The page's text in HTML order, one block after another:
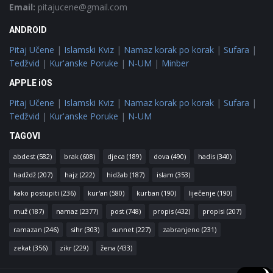
Email: pitajucene@gmail.com
ANDROID
Pitaj Učene | Islamski Kviz | Namaz korak po korak | Sufara |
Tedžvid | Kur'anske Poruke | N-UM | Minber
APPLE iOS
Pitaj Učene | Islamski Kviz | Namaz korak po korak | Sufara |
Tedžvid | Kur'anske Poruke | N-UM
TAGOVI
abdest (582) brak (608) djeca (189) dova (490) hadis (340)
hadždž (207) hajz (222) hidžab (187) islam (353)
kako postupiti (236) kur'an (580) kurban (190) liječenje (190)
muž (187) namaz (2377) post (748) propis (432) propisi (207)
ramazan (246) sihr (303) sunnet (227) zabranjeno (231)
zekat (356) zikr (229) žena (433)